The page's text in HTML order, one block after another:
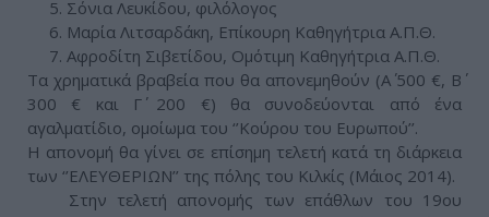
5. Σόνια Λευκίδου, φιλόλογος
6. Μαρία Λιτσαρδάκη, Επίκουρη Καθηγήτρια Α.Π.Θ.
7. Αφροδίτη Σιβετίδου, Ομότιμη Καθηγήτρια Α.Π.Θ.
Τα χρηματικά βραβεία που θα απονεμηθούν (Α΄ 500 €, Β΄
300 € και Γ΄ 200 €) θα συνοδεύονται από ένα
αγαλματίδιο, ομοίωμα του ‘’Κούρου του Ευρωπού’’.
Η απονομή θα γίνει σε επίσημη τελετή κατά τη διάρκεια
των ‘’ΕΛΕΥΘΕΡΙΩΝ’’ της πόλης του Κιλκίς (Μάιος 2014).
Στην τελετή απονομής των επάθλων του 19ου